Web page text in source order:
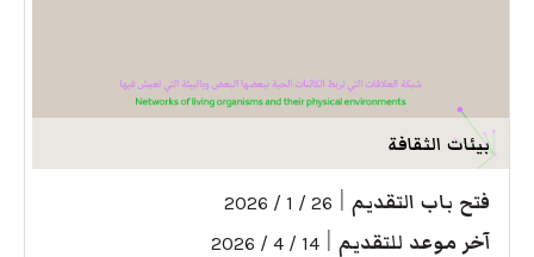
بيئات الثقافة
فتح باب التقديم 26 / 1 / 2026
آخر موعد للتقديم 14 / 4 / 2026